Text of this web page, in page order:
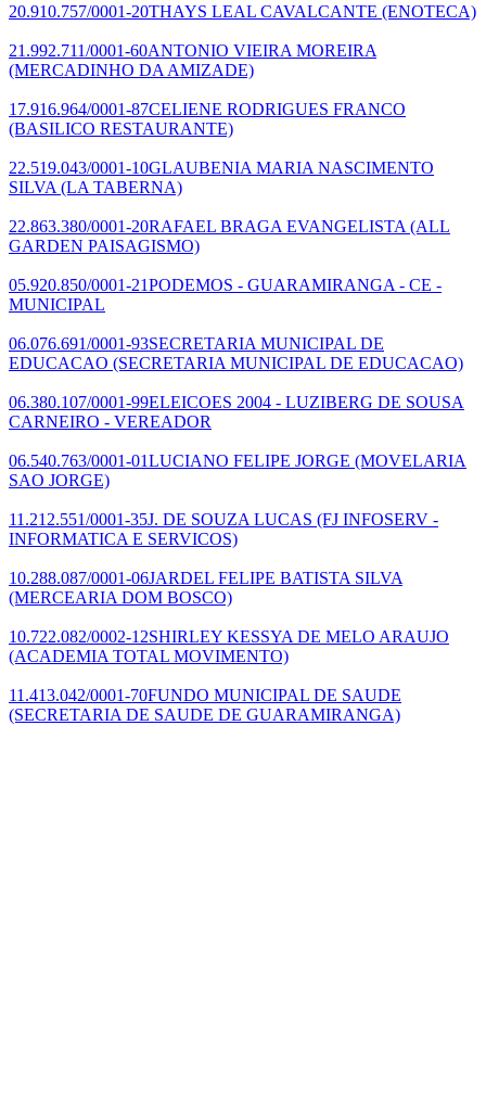
20.910.757/0001-20THAYS LEAL CAVALCANTE (ENOTECA)
21.992.711/0001-60ANTONIO VIEIRA MOREIRA
(MERCADINHO DA AMIZADE)
17.916.964/0001-87CELIENE RODRIGUES FRANCO
(BASILICO RESTAURANTE)
22.519.043/0001-10GLAUBENIA MARIA NASCIMENTO
SILVA (LA TABERNA)
22.863.380/0001-20RAFAEL BRAGA EVANGELISTA (ALL
GARDEN PAISAGISMO)
05.920.850/0001-21PODEMOS - GUARAMIRANGA - CE -
MUNICIPAL
06.076.691/0001-93SECRETARIA MUNICIPAL DE
EDUCACAO (SECRETARIA MUNICIPAL DE EDUCACAO)
06.380.107/0001-99ELEICOES 2004 - LUZIBERG DE SOUSA
CARNEIRO - VEREADOR
06.540.763/0001-01LUCIANO FELIPE JORGE (MOVELARIA
SAO JORGE)
11.212.551/0001-35J. DE SOUZA LUCAS (FJ INFOSERV -
INFORMATICA E SERVICOS)
10.288.087/0001-06JARDEL FELIPE BATISTA SILVA
(MERCEARIA DOM BOSCO)
10.722.082/0002-12SHIRLEY KESSYA DE MELO ARAUJO
(ACADEMIA TOTAL MOVIMENTO)
11.413.042/0001-70FUNDO MUNICIPAL DE SAUDE
(SECRETARIA DE SAUDE DE GUARAMIRANGA)